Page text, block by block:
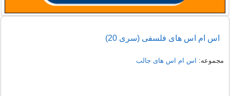
اس ام اس های فلسفی (سری 20)
مجموعه: اس ام اس های جالب